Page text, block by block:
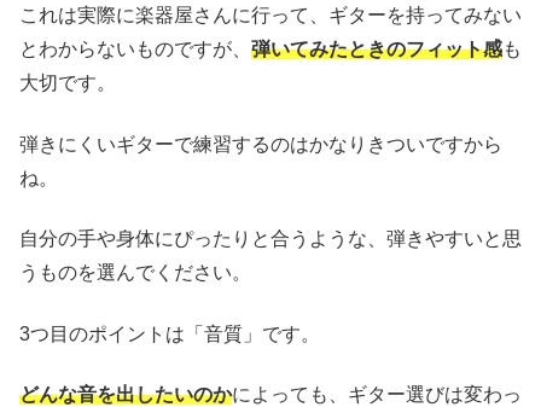
これは実際に楽器屋さんに行って、ギターを持ってみない
とわからないものですが、 弾いてみたときのフィット感も
大切です。
弾きにくいギターで練習するのはかなりきついですから
ね。
自分の手や身体にぴったりと合うような、弾きやすいと思
うものを選んでください。
3つ目のポイントは「音質」です。
どんな音を出したいのかによっても、ギター選びは変わっ